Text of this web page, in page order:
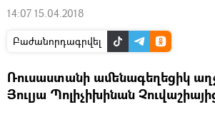
14:07 15.04.2018
Բաժանորդագրվել
Ռուսաստանի ամենագեղեցիկ
Յուլյա Պոլիչիխինան